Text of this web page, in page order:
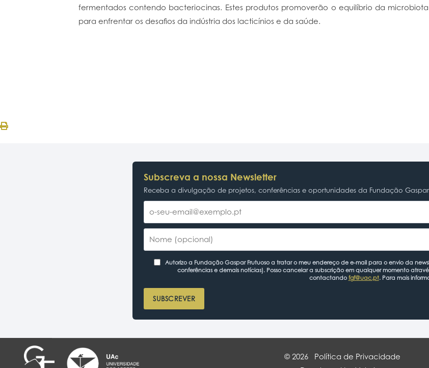
fermentados contendo bacteriocinas. Estes produtos promoverão o equilíbrio da
para enfrentar os desafios da indústria dos lacticínios e da saúde.
Subscreva a nossa Newsletter
Receba a divulgação de projetos, conferências e oportunidades da Fundação Gaspar
Autorizo a Fundação Gaspar Frutuoso a tratar o meu endereço de e-mail para o envio da
conferências e demais notícias). Posso cancelar a subscrição em qualquer momento
contactando fgf@uac.pt. Para mais
SUBSCREVER
© 2026 Política de Privacidade